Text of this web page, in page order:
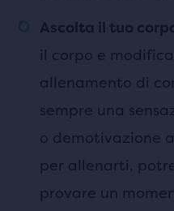
Ascolta il tuo
il corpo e
allenamento di
sempre una
o demotivazione
per allenarti,
provare un